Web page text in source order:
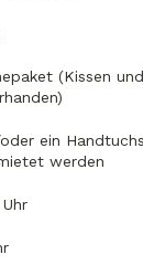
(Kissen und
ein
werden